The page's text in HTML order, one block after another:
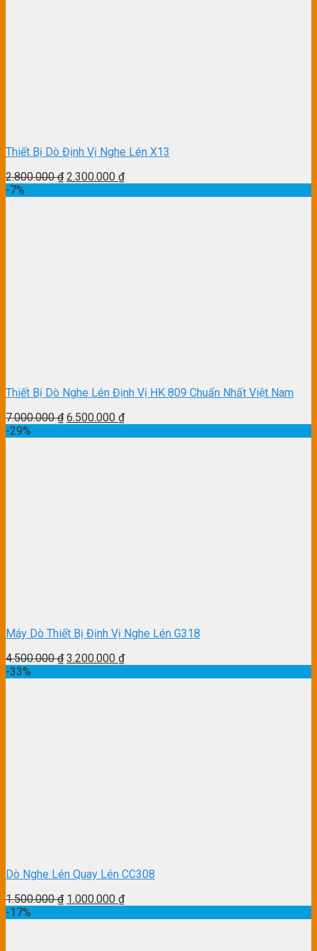
Thiết Bị Dò Định Vị Nghe Lén X13
2.800.000₫ 2.300.000 ₫
-7%
Thiết Bị Dò Nghe Lén Định Vị HK 809 Chuẩn Nhất Việt Nam
7.000.000₫ 6.500.000 ₫
-29%
Máy Dò Thiết Bị Định Vị Nghe Lén G318
4.500.000₫ 3.200.000 ₫
-33%
Dò Nghe Lén Quay Lén CC308
1.500.000₫ 1.000.000 ₫
-17%